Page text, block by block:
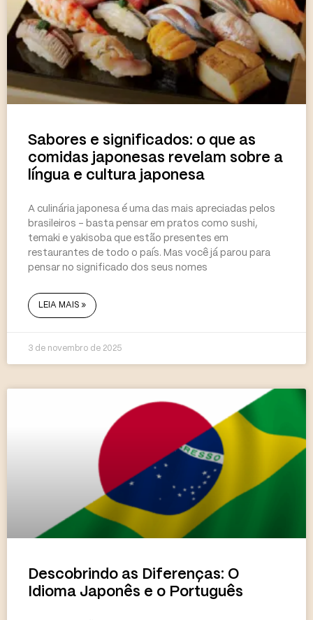
Sabores e significados: o que as
comidas japonesas revelam sobre a
língua e cultura japonesa
A culinária japonesa é uma das mais apreciadas pelos
brasileiros – basta pensar em pratos como sushi,
temaki e yakisoba que estão presentes em
restaurantes de todo o país. Mas você já parou para
pensar no significado dos seus nomes
LEIA MAIS »
3 de novembro de 2025
Descobrindo as Diferenças: O
Idioma Japonês e o Português